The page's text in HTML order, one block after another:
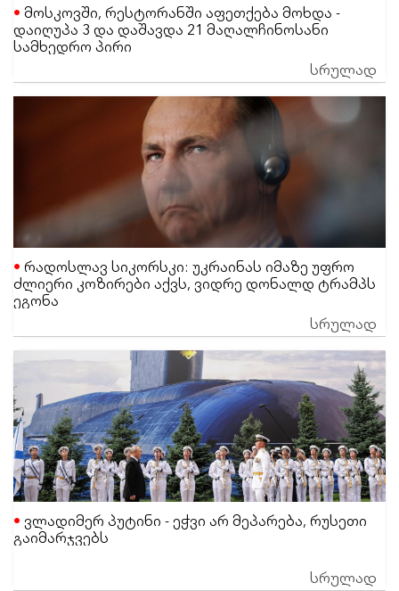
მოსკოვში, რესტორანში აფეთქება მოხდა -
დაიღუპა 3 და დაშავდა 21 მაღალჩინოსანი
სამხედრო პირი
სრულად
რადოსლავ სიკორსკი: უკრაინას იმაზე უფრო
ძლიერი კოზირები აქვს, ვიდრე დონალდ ტრამპს
ეგონა
სრულად
ვლადიმერ პუტინი - ეჭვი არ მეპარება, რუსეთი
გაიმარჯვებს
სრულად